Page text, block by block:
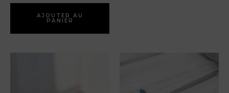
AJOUTER AU
PANIER